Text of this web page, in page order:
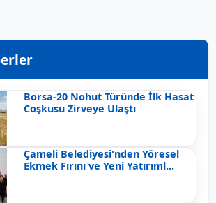
Borsa-20 Nohut Türünde İlk Hasat
Coşkusu Zirveye Ulaştı
Çameli Belediyesi'nden Yöresel
Ekmek Fırını ve Yeni Yatırıml...